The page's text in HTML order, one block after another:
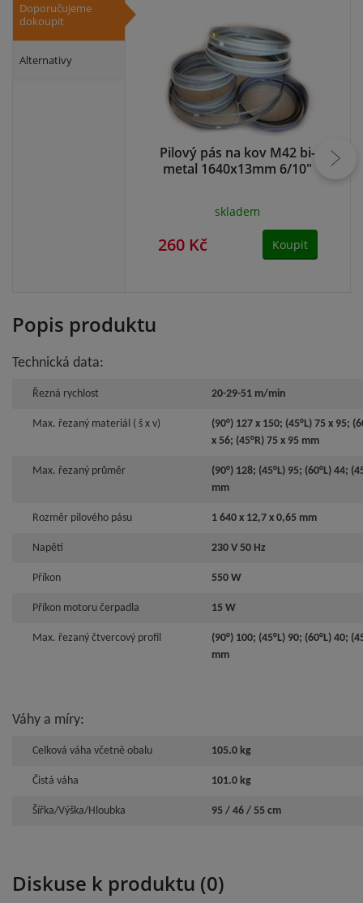
Doporučujeme
dokoupit
Alternativy
Pilový pás na kov M42 bi-
metal 1640x13mm 6/10"
skladem
260 Kč Koupit
PPK-115UH - Pásová pila
skladem
17 990 Kč
Popis produktu
Technická data:
Řezná rychlost 20-29-51 m/min
Max. řezaný materiál ( š x v)
(90°) 127 x 150; (45°L) 75 x 95;
x 56; (45°R) 75 x 95 mm
Max. řezaný průměr
(90°) 128; (45°L) 95; (60°L) 44;
mm
Rozměr pilového pásu 1 640 x 12,7 x 0,65 mm
Napětí 230 V 50 Hz
Příkon 550 W
Příkon motoru čerpadla 15 W
Max. řezaný čtvercový profil
(90°) 100; (45°L) 90; (60°L) 40;
mm
Váhy a míry:
Celková váha včetně obalu 105.0 kg
Čistá váha 101.0 kg
Šířka/Výška/Hloubka 95 / 46 / 55 cm
Diskuse k produktu (0)